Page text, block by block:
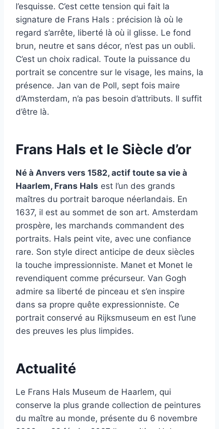
l’esquisse. C’est cette tension qui fait la
signature de Frans Hals : précision là où le
regard s’arrête, liberté là où il glisse. Le fond
brun, neutre et sans décor, n’est pas un oubli.
C’est un choix radical. Toute la puissance du
portrait se concentre sur le visage, les mains, la
présence. Jan van de Poll, sept fois maire
d’Amsterdam, n’a pas besoin d’attributs. Il suffit
d’être là.
Frans Hals et le Siècle d’or
Né à Anvers vers 1582, actif toute sa vie à
Haarlem, Frans Hals est l’un des grands
maîtres du portrait baroque néerlandais. En
1637, il est au sommet de son art. Amsterdam
prospère, les marchands commandent des
portraits. Hals peint vite, avec une confiance
rare. Son style direct anticipe de deux siècles
la touche impressionniste. Manet et Monet le
revendiquent comme précurseur. Van Gogh
admire sa liberté de pinceau et s’en inspire
dans sa propre quête expressionniste. Ce
portrait conservé au Rijksmuseum en est l’une
des preuves les plus limpides.
Actualité
Le Frans Hals Museum de Haarlem, qui
conserve la plus grande collection de peintures
du maître au monde, présente du 6 novembre